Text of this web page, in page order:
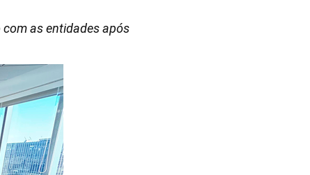
as entidades após